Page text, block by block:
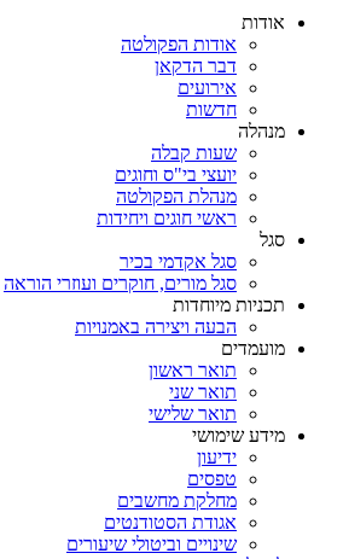
אודות
אודות הפקולטה
דבר הדקאן
אירועים
חדשות
מנהלה
שעות קבלה
יועצי בי"ס וחוגים
מנהלת הפקולטה
ראשי חוגים ויחידות
סגל
סגל אקדמי בכיר
סגל מורים, חוקרים ועוזרי הוראה
תכניות מיוחדות
הבעה ויצירה באמנויות
מועמדים
תואר ראשון
תואר שני
תואר שלישי
מידע שימושי
ידיעון
טפסים
מחלקת מחשבים
אגודת הסטודנטים
שינויים וביטולי שיעורים